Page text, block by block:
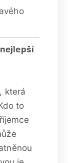
která
to